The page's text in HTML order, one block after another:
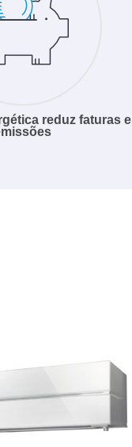
reduz faturas e